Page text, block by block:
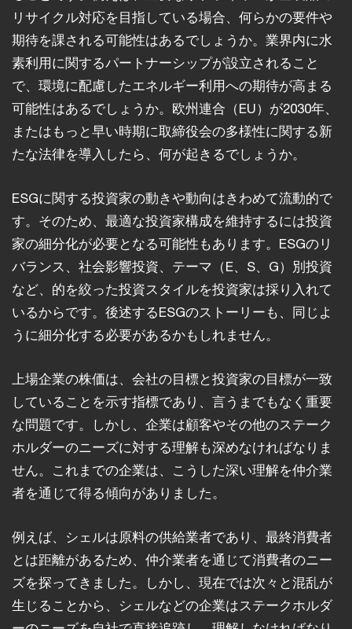
リサイクル対応を目指している場合、何らかの要件や
期待を課される可能性はあるでしょうか。業界内に水
素利用に関するパートナーシップが設立されること
で、環境に配慮したエネルギー利用への期待が高まる
可能性はあるでしょうか。欧州連合（EU）が2030年、
またはもっと早い時期に取締役会の多様性に関する新
たな法律を導入したら、何が起きるでしょうか。
ESGに関する投資家の動きや動向はきわめて流動的で
す。そのため、最適な投資家構成を維持するには投資
家の細分化が必要となる可能性もあります。ESGのリ
バランス、社会影響投資、テーマ（E、S、G）別投資
など、的を絞った投資スタイルを投資家は採り入れて
いるからです。後述するESGのストーリーも、同じよ
うに細分化する必要があるかもしれません。
上場企業の株価は、会社の目標と投資家の目標が一致
していることを示す指標であり、言うまでもなく重要
な問題です。しかし、企業は顧客やその他のステーク
ホルダーのニーズに対する理解も深めなければなりま
せん。これまでの企業は、こうした深い理解を仲介業
者を通じて得る傾向がありました。
例えば、シェルは原料の供給業者であり、最終消費者
とは距離があるため、仲介業者を通じて消費者のニー
ズを探ってきました。しかし、現在では次々と混乱が
生じることから、シェルなどの企業はステークホルダ